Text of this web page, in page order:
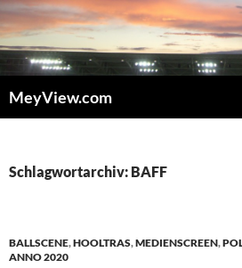
Zum
Inhalt
springen
MeyView.com
Schlagwortarchiv: BAFF
BALLSCENE,HOOLTRAS,MEDIENSCREEN,
ANNO 2020